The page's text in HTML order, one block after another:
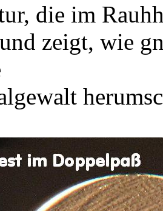
die im
zeigt, wie